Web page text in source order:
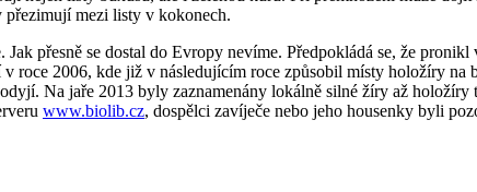
přezimují mezi listy v kokonech.
přesně se dostal do Evropy nevíme. Předpokládá se, že
roce 2006, kde již v následujícím roce způsobil místy holožíry na
Na jaře 2013 byly zaznamenány lokálně silné žíry až holožíry
www.biolib.cz, dospělci zavíječe nebo jeho housenky byli